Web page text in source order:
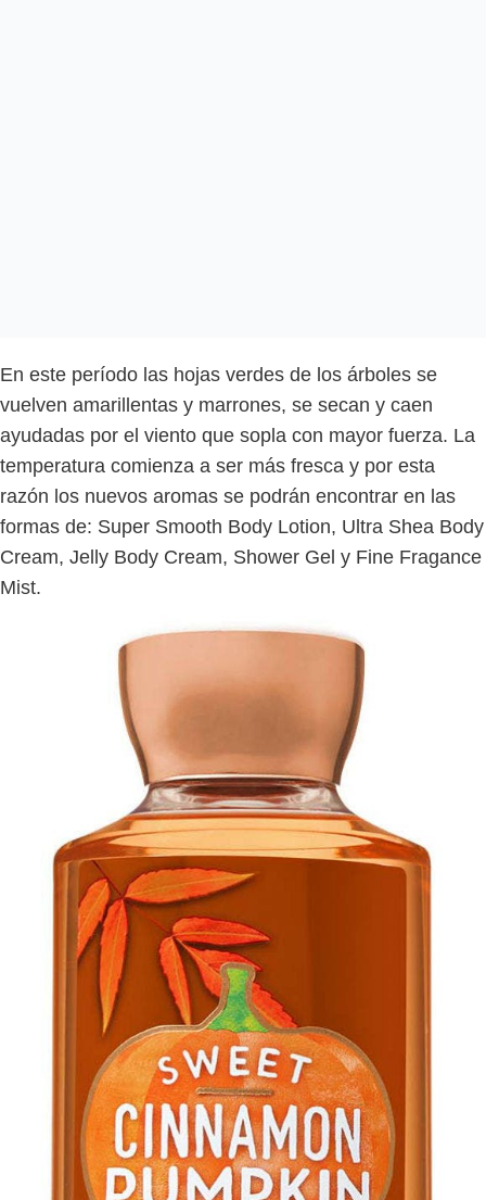
En este período las hojas verdes de los árboles se
vuelven amarillentas y marrones, se secan y caen
ayudadas por el viento que sopla con mayor fuerza. La
temperatura comienza a ser más fresca y por esta
razón los nuevos aromas se podrán encontrar en las
formas de: Super Smooth Body Lotion, Ultra Shea Body
Cream, Jelly Body Cream, Shower Gel y Fine Fragance
Mist.